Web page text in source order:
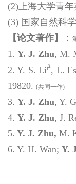
(2)上海大学青
(3) 国家自然科
【论文著作】
：
1. Y. J. Zhu, M.
2. Y. S. Li#, L.
19820. (共同一作)
3. Y. J. Zhu, Y.
4. Y. J. Zhu, J.
5. Y. J. Zhu, M.
6. Y. H. Wan; Y.